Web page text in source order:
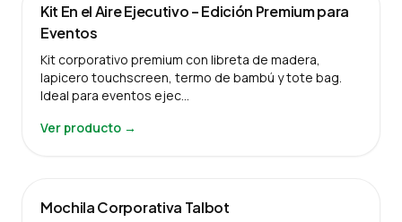
Kit En el Aire Ejecutivo – Edición Premium para
Eventos
Kit corporativo premium con libreta de madera,
lapicero touchscreen, termo de bambú y tote bag.
Ideal para eventos ejec…
Ver producto →
Mochila Corporativa Talbot